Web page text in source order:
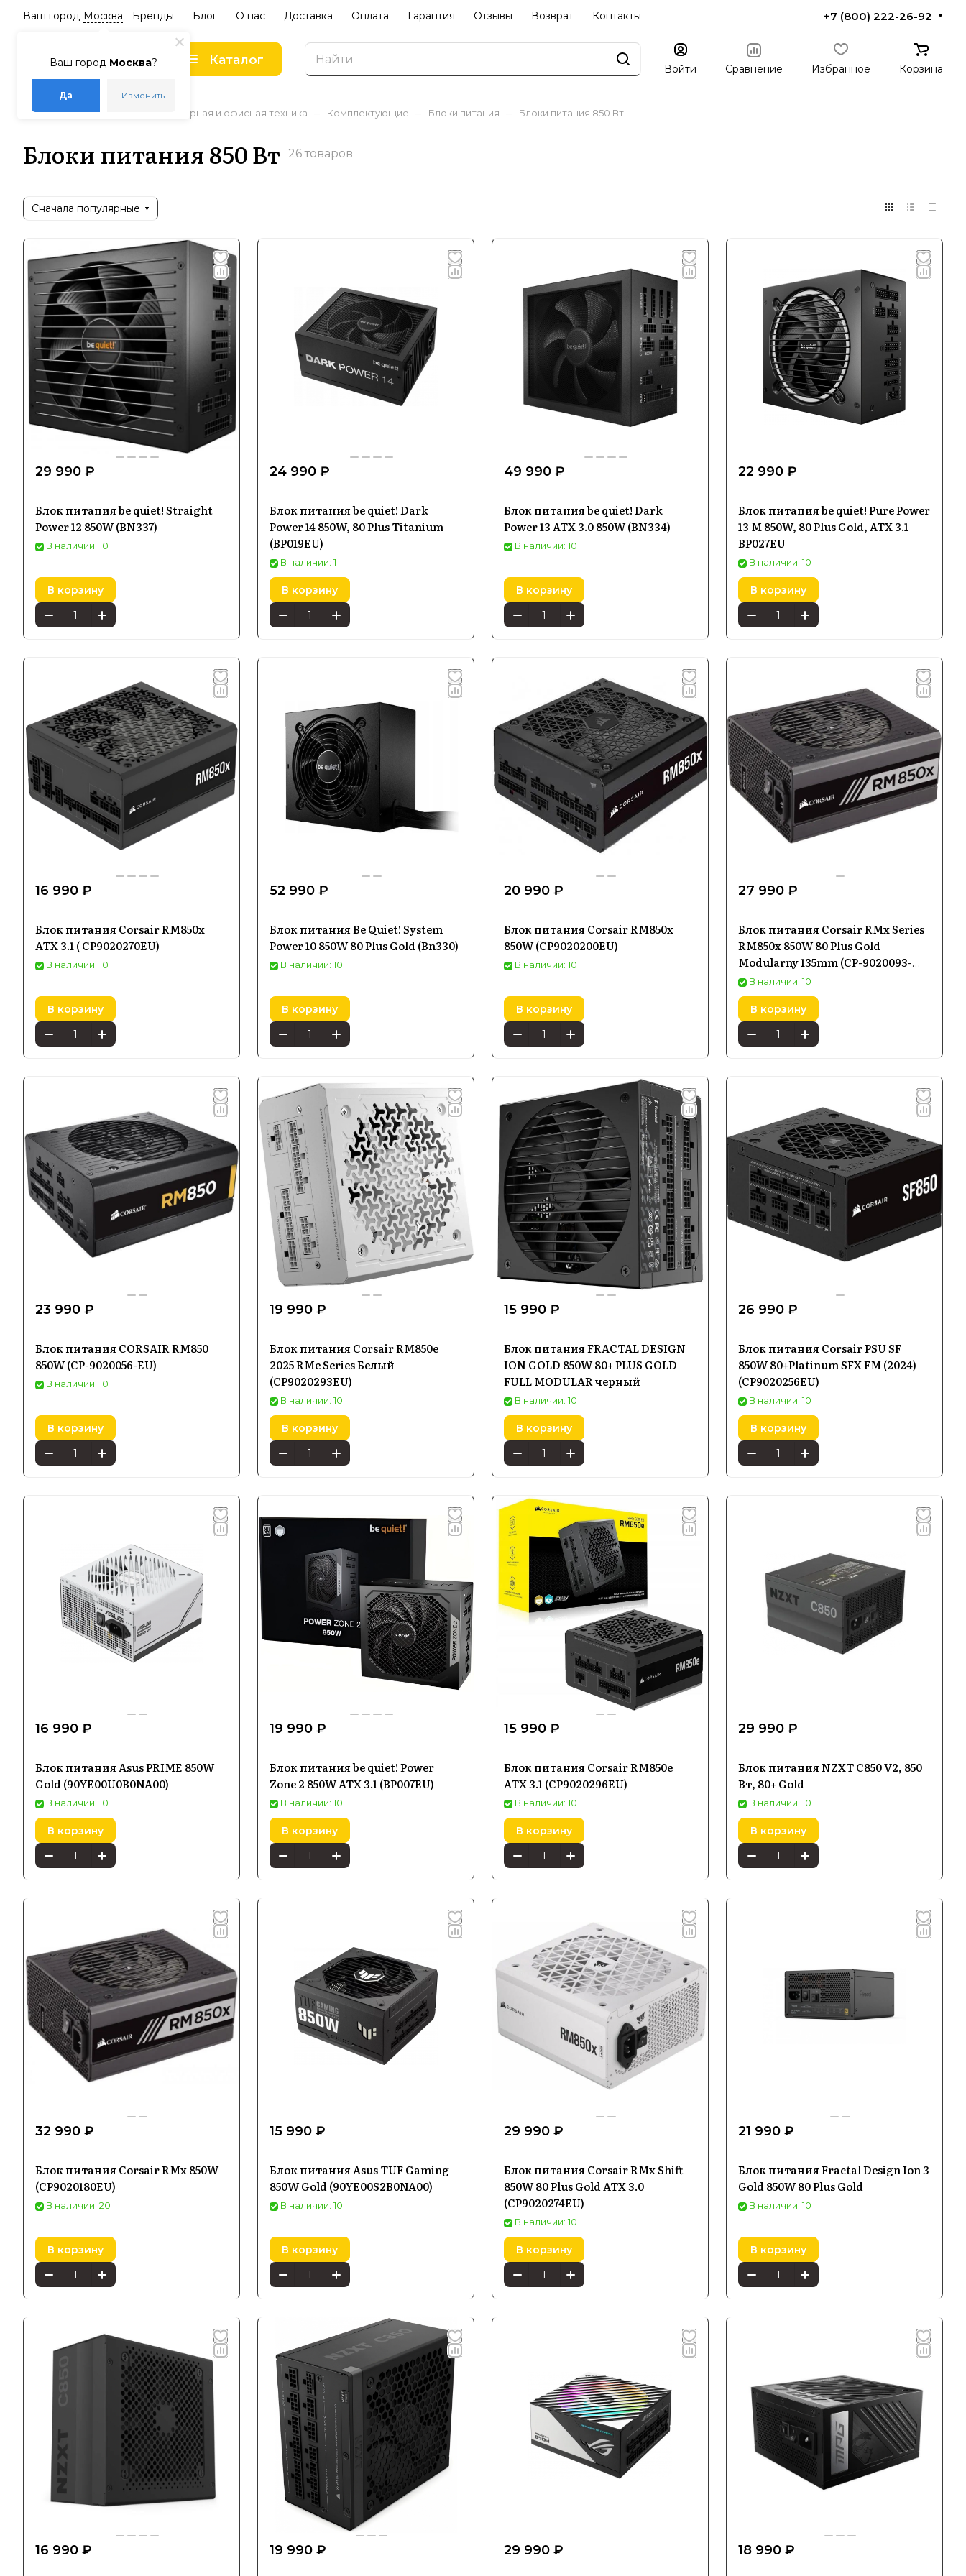
Ваш город Москва?
Да Изменить
Ваш город Москва Бренды Блог О нас Доставка Оплата Гарантия Отзывы Возврат Контакты +7 (800) 222-26-92
Каталог
Войти Сравнение Избранное Корзина
Главная – Каталог Компьютерная и офисная техника – Комплектующие – Блоки питания – Блоки питания 850 Вт
Блоки питания 850 Вт 26 товаров
Сначала популярные
29 990 ₽
Блок питания be quiet! Straight
Power 12 850W (BN337)
В наличии: 10
В корзину
24 990 ₽
Блок питания be quiet! Dark
Power 14 850W, 80 Plus Titanium
(BP019EU)
В наличии: 1
В корзину
49 990 ₽
Блок питания be quiet! Dark
Power 13 ATX 3.0 850W (BN334)
В наличии: 10
В корзину
22 990 ₽
Блок питания be quiet! Pure Power
13 M 850W, 80 Plus Gold, ATX 3.1
BP027EU
В наличии: 10
В корзину
16 990 ₽
Блок питания Corsair RM850x
ATX 3.1 ( CP9020270EU)
В наличии: 10
В корзину
52 990 ₽
Блок питания Be Quiet! System
Power 10 850W 80 Plus Gold (Bn330)
В наличии: 10
В корзину
20 990 ₽
Блок питания Corsair RM850x
850W (CP9020200EU)
В наличии: 10
В корзину
27 990 ₽
Блок питания Corsair RMx Series
RM850x 850W 80 Plus Gold
Modularny 135mm (CP-9020093-
EU)В наличии: 10
В корзину
23 990 ₽
Блок питания CORSAIR RM850
850W (CP-9020056-EU)
В наличии: 10
В корзину
19 990 ₽
Блок питания Corsair RM850e
2025 RMe Series Белый
(CP9020293EU)
В наличии: 10
В корзину
15 990 ₽
Блок питания FRACTAL DESIGN
ION GOLD 850W 80+ PLUS GOLD
FULL MODULAR черный
В наличии: 10
В корзину
26 990 ₽
Блок питания Corsair PSU SF
850W 80+Platinum SFX FM (2024)
(CP9020256EU)
В наличии: 10
В корзину
16 990 ₽
Блок питания Asus PRIME 850W
Gold (90YE00U0B0NA00)
В наличии: 10
В корзину
19 990 ₽
Блок питания be quiet! Power
Zone 2 850W ATX 3.1 (BP007EU)
В наличии: 10
В корзину
15 990 ₽
Блок питания Corsair RM850e
ATX 3.1 (CP9020296EU)
В наличии: 10
В корзину
29 990 ₽
Блок питания NZXT C850 V2, 850
Вт, 80+ Gold
В наличии: 10
В корзину
32 990 ₽
Блок питания Corsair RMx 850W
(CP9020180EU)
В наличии: 20
В корзину
15 990 ₽
Блок питания Asus TUF Gaming
850W Gold (90YE00S2B0NA00)
В наличии: 10
В корзину
29 990 ₽
Блок питания Corsair RMx Shift
850W 80 Plus Gold ATX 3.0
(CP9020274EU)
В наличии: 10
В корзину
21 990 ₽
Блок питания Fractal Design Ion 3
Gold 850W 80 Plus Gold
В наличии: 10
В корзину
16 990 ₽ 19 990 ₽ 29 990 ₽ 18 990 ₽